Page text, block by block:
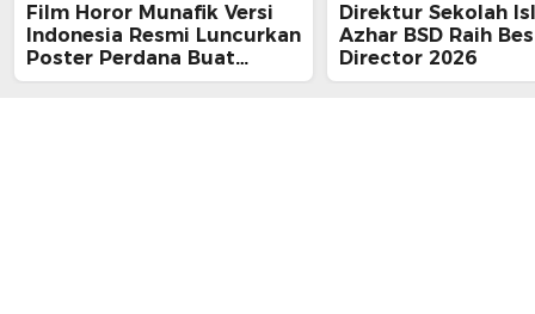
Film Horor Munafik Versi
Indonesia Resmi Luncurkan
Poster Perdana Buat
Kesan Spiritual Religi
Direktur Sekolah
Azhar BSD Raih
Director 2026